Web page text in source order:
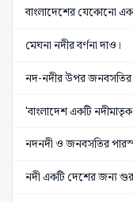
বাংলাদেশের যেকোনো
মেঘনা নদীর বর্ণনা দাও।
নদ-নদীর উপর জনবসতির
'বাংলাদেশ একটি
নদনদী ও জনবসতির
নদী একটি দেশের জন্য